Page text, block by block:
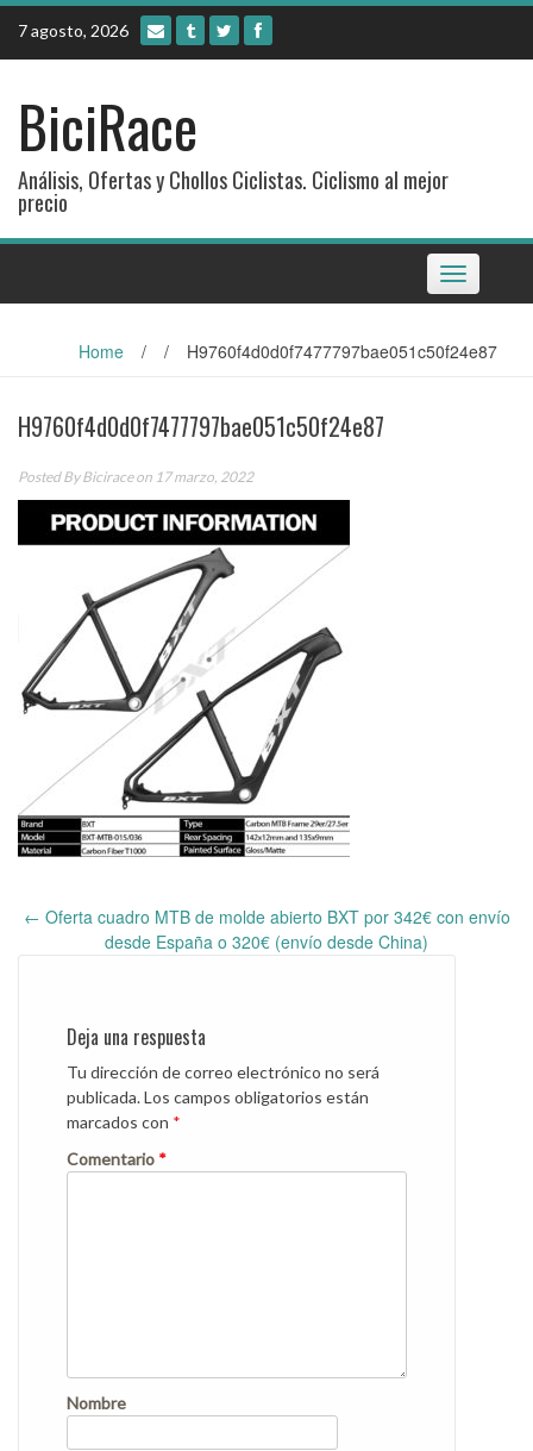
Skip
content
7 agosto, 2026
BiciRace
Análisis, Ofertas y Chollos Ciclistas. Ciclismo al mejor
precio
Toggle
navigation
Home / / H9760f4d0d0f7477797bae051c50f24e87
H9760f4d0d0f7477797bae051c50f24e87
Posted ByBiciraceon 17 marzo, 2022
navigation
← Oferta cuadro MTB de molde abierto BXT por 342€ con envío
desde España o 320€ (envío desde China)
Deja una respuesta
Tu dirección de correo electrónico no será
publicada.Los campos obligatorios están
marcados con *
Comentario *
Nombre